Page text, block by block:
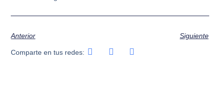
Anterior Siguiente
Comparte en tus redes: